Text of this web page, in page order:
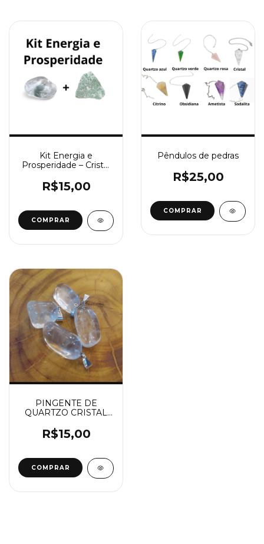
Kit Energia e
Prosperidade – Cristal
Verde Bruto
R$15,00
Pêndulos de pedras
R$25,00
COMPRAR
PINGENTE DE
QUARTZO CRISTAL
INTENSIFICADOR,
ENERGIZAÇÃO
R$15,00